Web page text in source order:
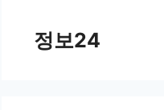
정보24